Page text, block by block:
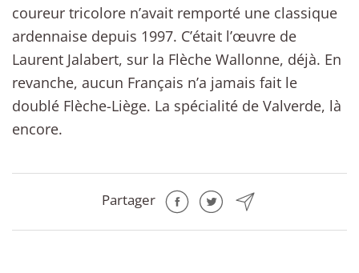
coureur tricolore n’avait remporté une classique
ardennaise depuis 1997. C’était l’œuvre de
Laurent Jalabert, sur la Flèche Wallonne, déjà. En
revanche, aucun Français n’a jamais fait le
doublé Flèche-Liège. La spécialité de Valverde, là
encore.
Partager